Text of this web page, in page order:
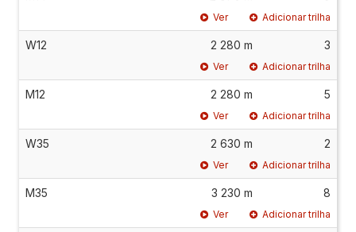
Ver Adicionar trilha
W12 2 280 m 3
Ver Adicionar trilha
M12 2 280 m 5
Ver Adicionar trilha
W35 2 630 m 2
Ver Adicionar trilha
M35 3 230 m 8
Ver Adicionar trilha